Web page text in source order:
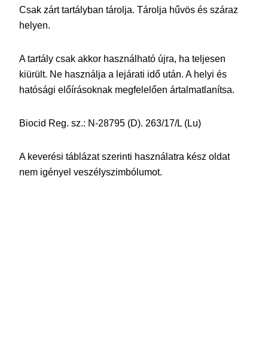
Csak zárt tartályban tárolja. Tárolja hűvös és száraz
helyen.
A tartály csak akkor használható újra, ha teljesen
kiürült. Ne használja a lejárati idő után. A helyi és
hatósági előírásoknak megfelelően ártalmatlanítsa.
Biocid Reg. sz.: N-28795 (D). 263/17/L (Lu)
A keverési táblázat szerinti használatra kész oldat
nem igényel veszélyszimbólumot.